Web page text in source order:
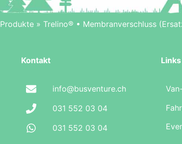
Produkte » Trelino® • Membranverschluss
Kontakt
info@busventure.ch
031 552 03 04
031 552 03 04
Links